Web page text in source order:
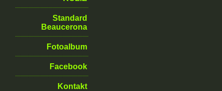
Standard
Beaucerona
Fotoalbum
Facebook
Kontakt